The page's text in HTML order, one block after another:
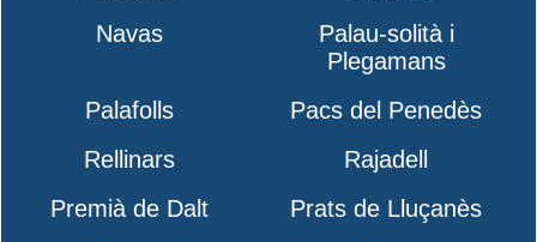
Navas
Palau-solità i
Plegamans
Palafolls
Pacs del Penedès
Rellinars
Rajadell
Premià de Dalt
Prats de Lluçanès